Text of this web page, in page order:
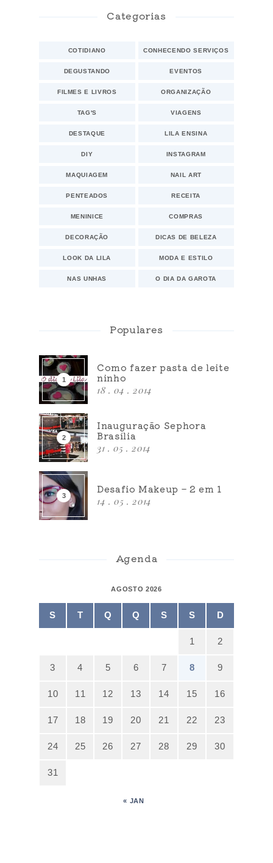
Categorias
COTIDIANO CONHECENDO SERVIÇOS
DEGUSTANDO EVENTOS
FILMES E LIVROS ORGANIZAÇÃO
TAG'S VIAGENS
DESTAQUE LILA ENSINA
DIY INSTAGRAM
MAQUIAGEM NAIL ART
PENTEADOS RECEITA
MENINICE COMPRAS
DECORAÇÃO DICAS DE BELEZA
LOOK DA LILA MODA E ESTILO
NAS UNHAS O DIA DA GAROTA
Populares
Como fazer pasta de leite
ninho
18 . 04 . 2014
Inauguração Sephora
Brasília
31 . 05 . 2014
Desafio Makeup – 2 em 1
14 . 05 . 2014
Agenda
AGOSTO 2026
S T Q Q S S D
1 2
3 4 5 6 7 8 9
10 11 12 13 14 15 16
17 18 19 20 21 22 23
24 25 26 27 28 29 30
31
« JAN